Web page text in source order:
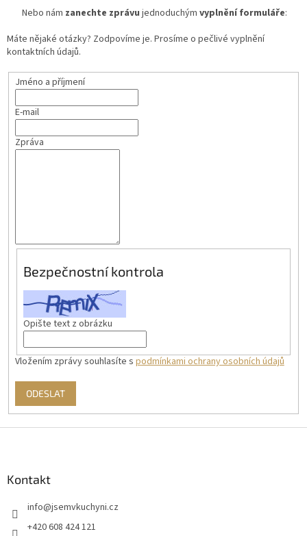
Nebo nám zanechte zprávu jednoduchým vyplnění formuláře:
Máte nějaké otázky? Zodpovíme je. Prosíme o pečlivé vyplnění
kontaktních údajů.
Jméno a příjmení
E-mail
Zpráva
Bezpečnostní kontrola
Opište text z obrázku
Vložením zprávy souhlasíte s podmínkami ochrany osobních údajů
ODESLAT
Kontakt
info@jsemvkuchyni.cz
+420 608 424 121